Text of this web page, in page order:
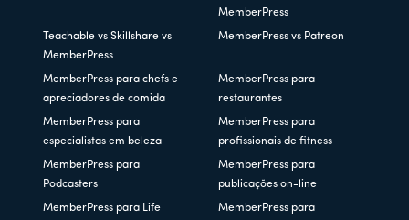
MemberPress
Teachable vs Skillshare vs
MemberPress
MemberPress vs Patreon
MemberPress para chefs e
apreciadores de comida
MemberPress para
restaurantes
MemberPress para
especialistas em beleza
MemberPress para
profissionais de fitness
MemberPress para
Podcasters
MemberPress para
publicações on-line
MemberPress para Life
MemberPress para